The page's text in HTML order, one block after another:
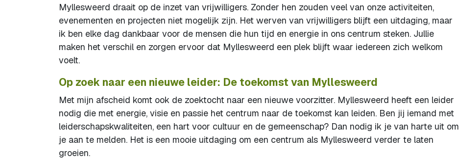
Myllesweerd draait op de inzet van vrijwilligers. Zonder hen zouden veel van onze activiteiten,
evenementen en projecten niet mogelijk zijn. Het werven van vrijwilligers blijft een uitdaging, maar
ik ben elke dag dankbaar voor de mensen die hun tijd en energie in ons centrum steken. Jullie
maken het verschil en zorgen ervoor dat Myllesweerd een plek blijft waar iedereen zich welkom
voelt.
Op zoek naar een nieuwe leider: De toekomst van Myllesweerd
Met mijn afscheid komt ook de zoektocht naar een nieuwe voorzitter. Myllesweerd heeft een leider
nodig die met energie, visie en passie het centrum naar de toekomst kan leiden. Ben jij iemand met
leiderschapskwaliteiten, een hart voor cultuur en de gemeenschap? Dan nodig ik je van harte uit om
je aan te melden. Het is een mooie uitdaging om een centrum als Myllesweerd verder te laten
groeien.